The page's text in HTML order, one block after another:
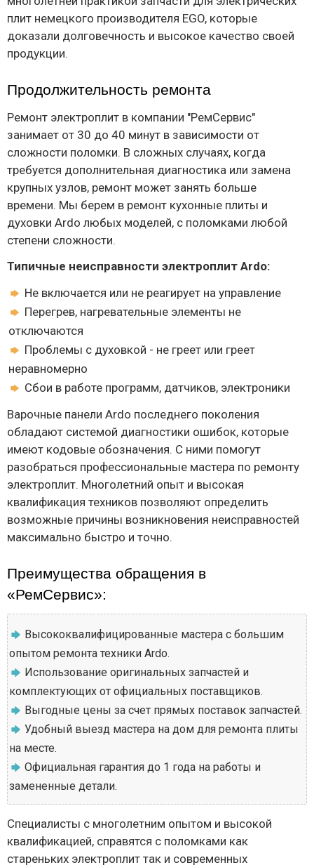
плит немецкого производителя EGO, которые
доказали долговечность и высокое качество своей
продукции.
Продолжительность ремонта
Ремонт электроплит в компании "РемСервис"
занимает от 30 до 40 минут в зависимости от
сложности поломки. В сложных случаях, когда
требуется дополнительная диагностика или замена
крупных узлов, ремонт может занять больше
времени. Мы берем в ремонт кухонные плиты и
духовки Ardo любых моделей, с поломками любой
степени сложности.
Типичные неисправности электроплит Ardo:
Не включается или не реагирует на управление
Перегрев, нагревательные элементы не
отключаются
Проблемы с духовкой - не греет или греет
неравномерно
Сбои в работе программ, датчиков, электроники
Варочные панели Ardo последнего поколения
обладают системой диагностики ошибок, которые
имеют кодовые обозначения. С ними помогут
разобраться профессиональные мастера по ремонту
электроплит. Многолетний опыт и высокая
квалификация техников позволяют определить
возможные причины возникновения неисправностей
максимально быстро и точно.
Преимущества обращения в
«РемСервис»:
Высококвалифицированные мастера с большим
опытом ремонта техники Ardo.
Использование оригинальных запчастей и
комплектующих от официальных поставщиков.
Выгодные цены за счет прямых поставок запчастей.
Удобный выезд мастера на дом для ремонта плиты
на месте.
Официальная гарантия до 1 года на работы и
замененные детали.
Специалисты с многолетним опытом и высокой
квалификацией, справятся с поломками как
стареньких электроплит так и современных